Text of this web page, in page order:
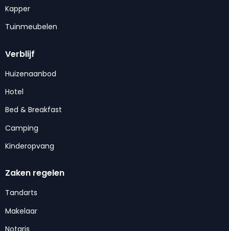
Kapper
Tuinmeubelen
Verblijf
Huizenaanbod
Hotel
Bed & Breakfast
Camping
Kinderopvang
Zaken regelen
Tandarts
Makelaar